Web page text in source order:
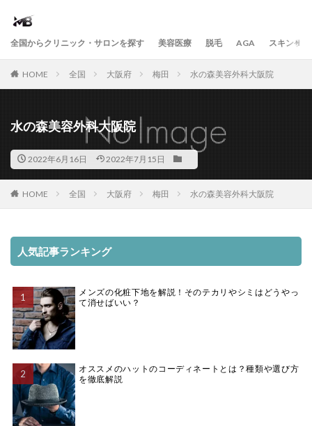
全国からクリニック・サロンを探す 美容医療 脱毛 AGA スキンケア
HOME 全国 大阪府 梅田 水の森美容外科大阪院
水の森美容外科大阪院
2022年6月16日 2022年7月15日
HOME 全国 大阪府 梅田 水の森美容外科大阪院
人気記事ランキング
メンズの化粧下地を解説！そのテカリやシミはどうやっ
て消せばいい？
オススメのハットのコーディネートとは？種類や選び方
を徹底解説